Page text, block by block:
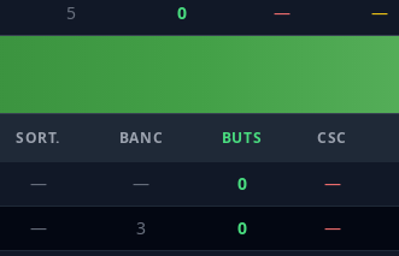
5 0 — —
SORT. BANC BUTS CSC
— — 0 —
— 3 0 —